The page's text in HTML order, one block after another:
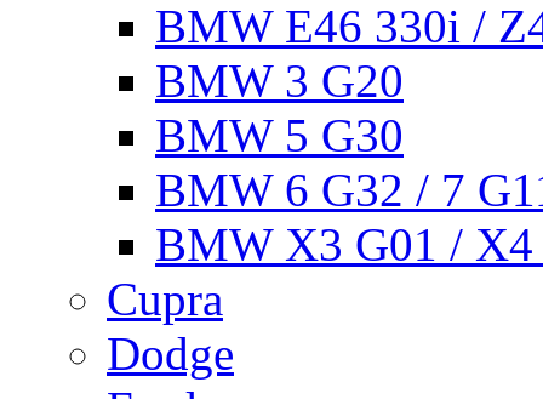
BMW E46 330i /
BMW 3 G20
BMW 5 G30
BMW 6 G32 / 7
BMW X3 G01 /
Cupra
Dodge